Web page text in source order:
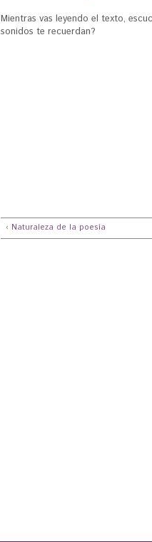
u
Mientras vas leyendo el texto,
sonidos te recuerdan?
‹ Naturaleza de la poesía